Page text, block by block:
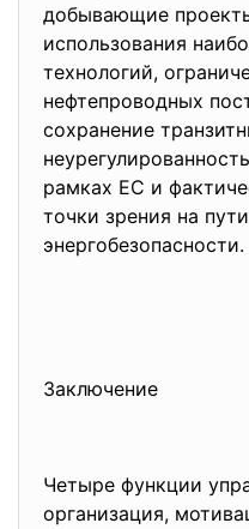
добывающие
использования
технологий,
нефтепроводных
сохранение
рамках ЕС и
точки зрения на
энергобезопасности.
Заключение
Четыре функции
организация,